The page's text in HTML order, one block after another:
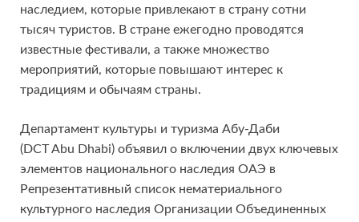
наследием, которые привлекают в страну сотни
тысяч туристов. В стране ежегодно проводятся
известные фестивали, а также множество
мероприятий, которые повышают интерес к
традициям и обычаям страны.
Департамент культуры и туризма Абу-Даби
(DCT Abu Dhabi) объявил о включении двух ключевых
элементов национального наследия ОАЭ в
Репрезентативный список нематериального
культурного наследия Организации Объединенных